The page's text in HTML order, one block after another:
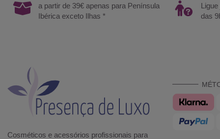
a partir de 39€ apenas para Península
Ibérica exceto Ilhas *
das
Cosméticos e acessórios profissionais para